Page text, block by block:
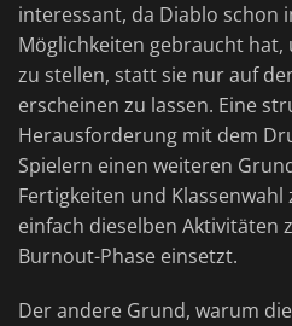
interessant, da Diablo schon
Möglichkeiten gebraucht hat,
zu stellen, statt sie nur auf
erscheinen zu lassen. Eine
Herausforderung mit dem
Spielern einen weiteren
Fertigkeiten und
einfach dieselben Aktivitäten
Burnout-Phase einsetzt.
Der andere Grund, warum